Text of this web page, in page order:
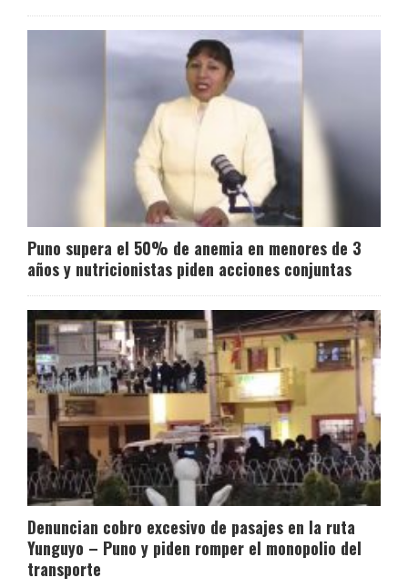
Puno supera el 50% de anemia en menores de 3
años y nutricionistas piden acciones conjuntas
Denuncian cobro excesivo de pasajes en la ruta
Yunguyo – Puno y piden romper el monopolio del
transporte